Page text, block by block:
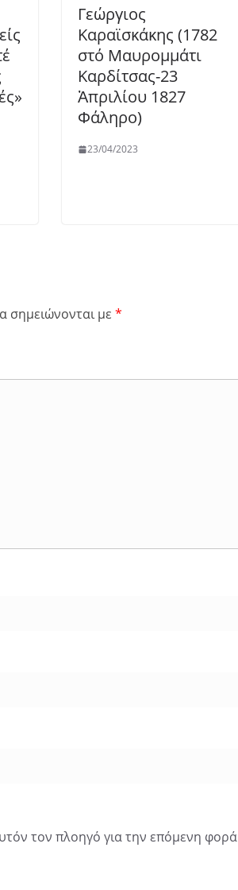
Γεώργιος
Καραϊσκάκης (1782
στό Μαυρομμάτι
Καρδίτσας-23
Ἀπριλίου 1827
Φάληρο)
23/04/2023
σημειώνονται με *
τον πλοηγό για την επόμενη φορά